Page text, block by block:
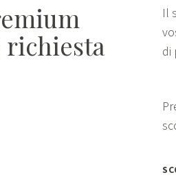
richiesta
Il
di